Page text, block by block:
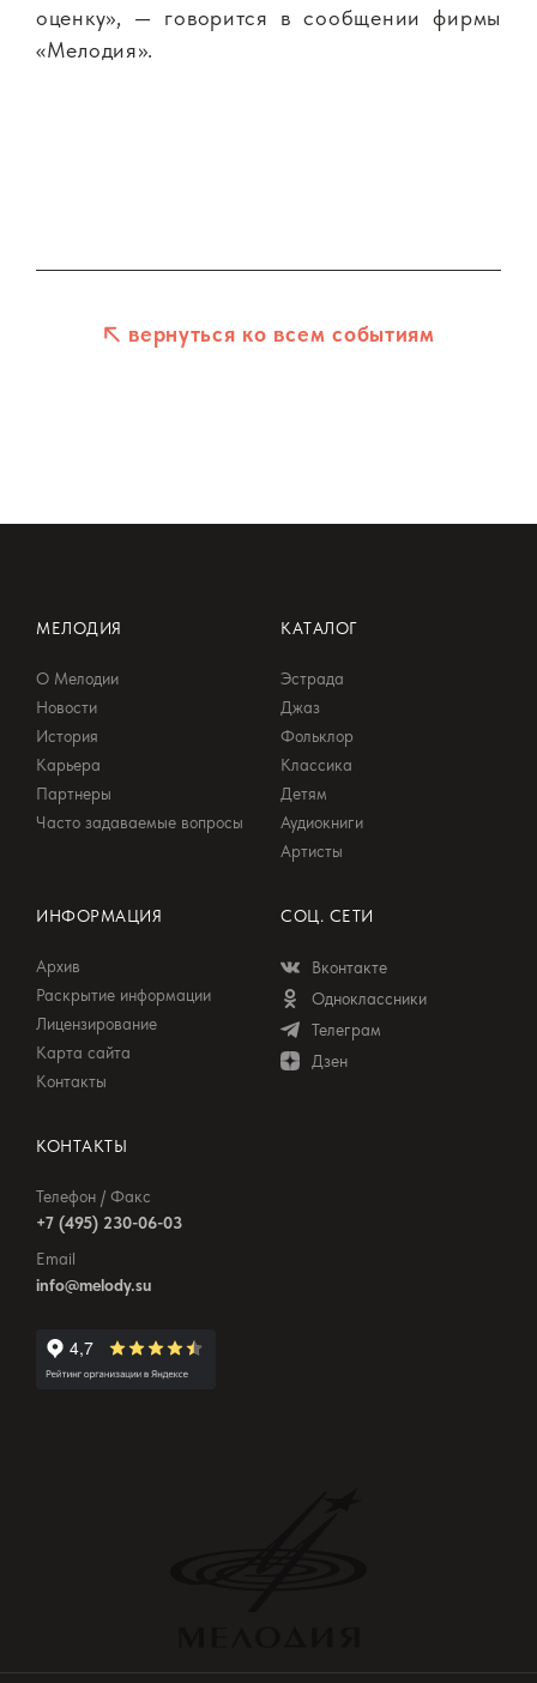
оценку», — говорится в сообщении фирмы
«Мелодия».
вернуться ко всем событиям
МЕЛОДИЯ
О Мелодии
Новости
История
Карьера
Партнеры
Часто задаваемые вопросы
КАТАЛОГ
Эстрада
Джаз
Фольклор
Классика
Детям
Аудиокниги
Артисты
ИНФОРМАЦИЯ
Архив
Раскрытие информации
Лицензирование
Карта сайта
Контакты
СОЦ. СЕТИ
Вконтакте
Одноклассники
Телеграм
Дзен
КОНТАКТЫ
Телефон / Факс
+7 (495) 230-06-03
Email
info@melody.su